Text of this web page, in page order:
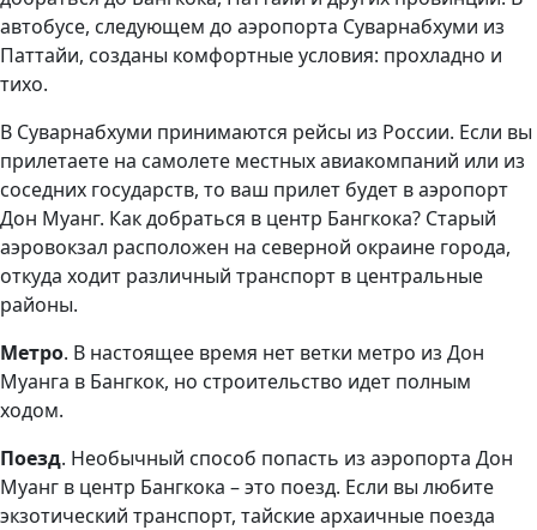
автобусе, следующем до аэропорта Суварнабхуми из
Паттайи, созданы комфортные условия: прохладно и
тихо.
В Суварнабхуми принимаются рейсы из России. Если вы
прилетаете на самолете местных авиакомпаний или из
соседних государств, то ваш прилет будет в аэропорт
Дон Муанг. Как добраться в центр Бангкока? Старый
аэровокзал расположен на северной окраине города,
откуда ходит различный транспорт в центральные
районы.
Метро. В настоящее время нет ветки метро из Дон
Муанга в Бангкок, но строительство идет полным
ходом.
Поезд. Необычный способ попасть из аэропорта Дон
Муанг в центр Бангкока – это поезд. Если вы любите
экзотический транспорт, тайские архаичные поезда